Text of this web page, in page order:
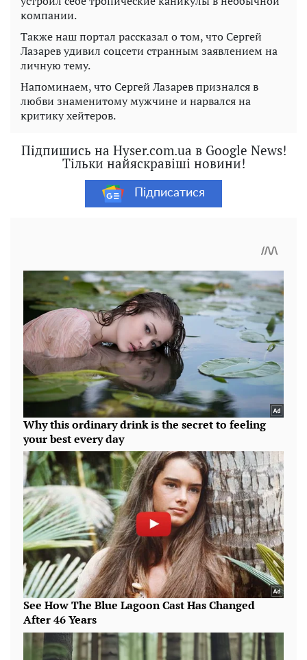
компании.
Также наш портал рассказал о том, что Сергей
Лазарев удивил соцсети странным заявлением на
личную тему.
Напоминаем, что Сергей Лазарев признался в
любви знаменитому мужчине и нарвался на
критику хейтеров.
Підпишись на Hyser.com.ua в Google News!
Тільки найяскравіші новини!
Підписатися